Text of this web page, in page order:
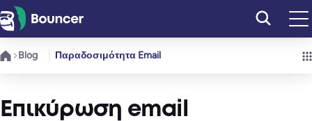
Μετάβαση
στο
περιεχόμενο
Blog Παραδοσιμότητα Email
Επικύρωση email